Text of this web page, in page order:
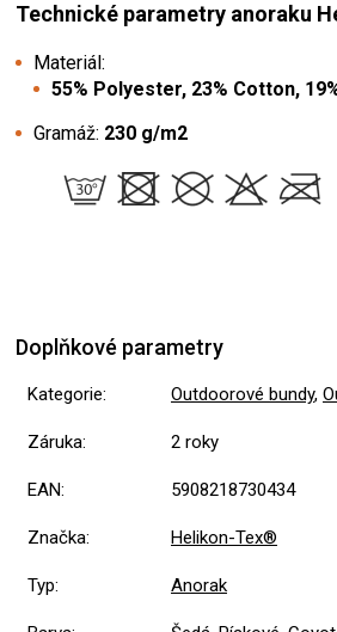
Technické parametry anoraku
Materiál:
55% Polyester, 23% Cotton,
Gramáž: 230 g/m2
Doplňkové parametry
Kategorie: Outdoorové bundy,
Záruka: 2 roky
EAN: 5908218730434
Značka: Helikon-Tex®
Typ: Anorak